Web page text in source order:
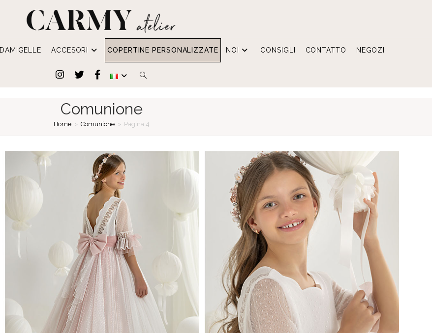
DAMIGELLE ACCESORI COPERTINE PERSONALIZZATE NOI CONSIGLI CONTATTO NEGOZI
ATTIVA/DISATTIVA
RICERCA
Comunione
Home > Comunione > Pagina 4